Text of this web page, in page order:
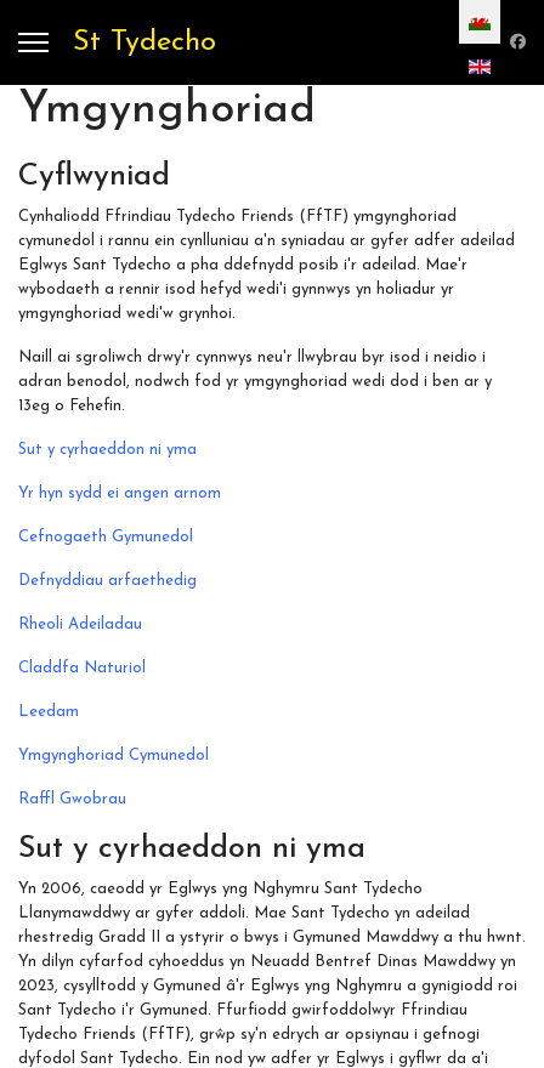
St Tydecho
Ymgynghoriad
Cyflwyniad
Cynhaliodd Ffrindiau Tydecho Friends (FfTF) ymgynghoriad
cymunedol i rannu ein cynlluniau a'n syniadau ar gyfer adfer adeilad
Eglwys Sant Tydecho a pha ddefnydd posib i'r adeilad. Mae'r
wybodaeth a rennir isod hefyd wedi'i gynnwys yn holiadur yr
ymgynghoriad wedi'w grynhoi.
Naill ai sgroliwch drwy'r cynnwys neu'r llwybrau byr isod i neidio i
adran benodol, nodwch fod yr ymgynghoriad wedi dod i ben ar y
13eg o Fehefin.
Sut y cyrhaeddon ni yma
Yr hyn sydd ei angen arnom
Cefnogaeth Gymunedol
Defnyddiau arfaethedig
Rheoli Adeiladau
Claddfa Naturiol
Leedam
Ymgynghoriad Cymunedol
Raffl Gwobrau
Sut y cyrhaeddon ni yma
Yn 2006, caeodd yr Eglwys yng Nghymru Sant Tydecho
Llanymawddwy ar gyfer addoli. Mae Sant Tydecho yn adeilad
rhestredig Gradd II a ystyrir o bwys i Gymuned Mawddwy a thu hwnt.
Yn dilyn cyfarfod cyhoeddus yn Neuadd Bentref Dinas Mawddwy yn
2023, cysylltodd y Gymuned â'r Eglwys yng Nghymru a gynigiodd roi
Sant Tydecho i'r Gymuned. Ffurfiodd gwirfoddolwyr Ffrindiau
Tydecho Friends (FfTF), grŵp sy'n edrych ar opsiynau i gefnogi
dyfodol Sant Tydecho. Ein nod yw adfer yr Eglwys i gyflwr da a'i